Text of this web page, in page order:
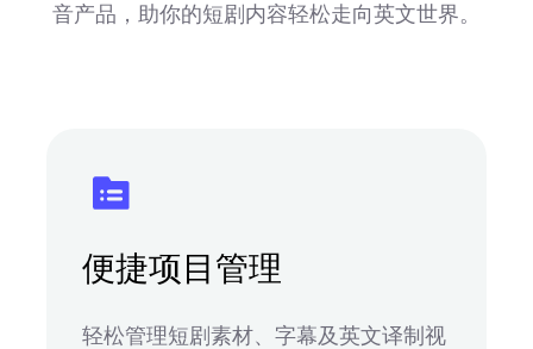
音产品，助你的短剧内容轻松走向英文世界。
便捷项目管理
轻松管理短剧素材、字幕及英文译制视